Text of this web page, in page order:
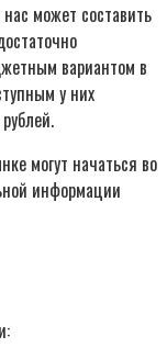
может составить
вариантом в
у них
могут начаться во
информации